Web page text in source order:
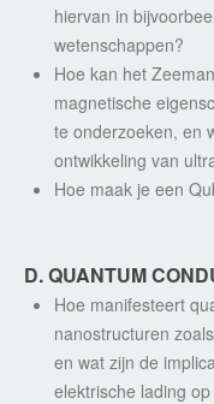
hiervan in
wetenschappen?
Hoe kan het
magnetische
te onderzoeken, en
ontwikkeling van
Hoe maak je een
D. QUANTUM
Hoe manifesteert
nanostructuren
en wat zijn de
elektrische lading